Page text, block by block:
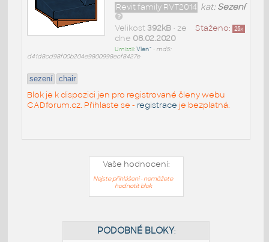
kat:Sezení
Revit family RVT2014
Staženo: 25x
Velikost392kB• ze
dne 08.02.2020
Umístil:Vien^ • md5:
d41d8cd98f00b204e9800998ecf8427e
sezení chair
Blok je k dispozici jen pro registrované členy webu
CADforum.cz. Přihlaste se - registrace je bezplatná.
Vaše hodnocení:
Nejste přihlášeni - nemůžete
hodnotit blok